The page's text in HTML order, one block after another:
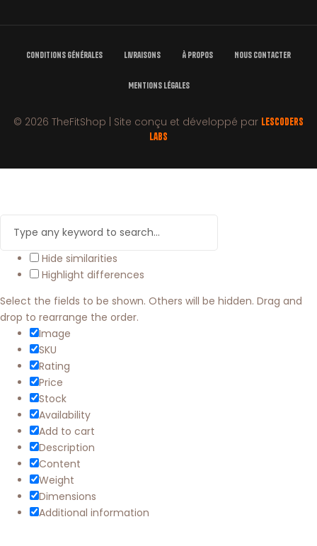
Conditions Générales Livraisons À Propos Nous Contacter
Mentions Légales
© 2026 TheFitShop | Site conçu et développé par LesCoders
Labs
Hide similarities
Highlight differences
Select the fields to be shown. Others will be hidden. Drag and
drop to rearrange the order.
Image
SKU
Rating
Price
Stock
Availability
Add to cart
Description
Content
Weight
Dimensions
Additional information